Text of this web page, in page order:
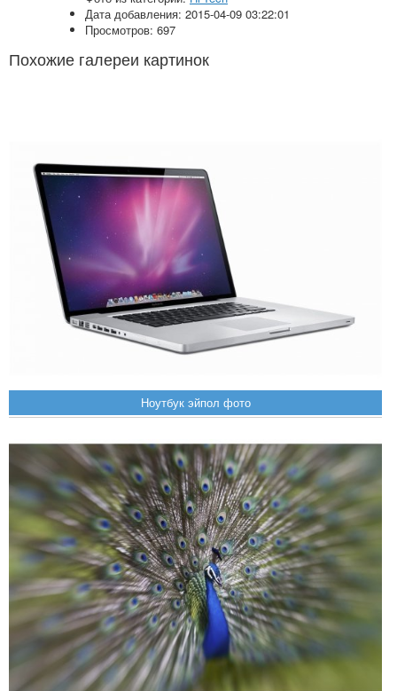
Дата добавления: 2015-04-09 03:22:01
Просмотров: 697
Похожие галереи картинок
Ноутбук эйпол фото